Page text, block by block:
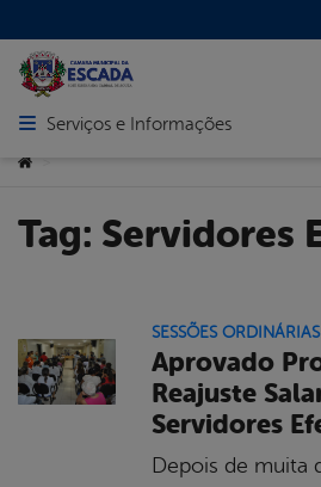
Abrir menu principal de navegação
Serviços e Informações
Você está aqui:
Tag: Servidores
SESSÕES ORDINÁRIAS
Aprovado
Reajuste
Servidores
Depois de muita